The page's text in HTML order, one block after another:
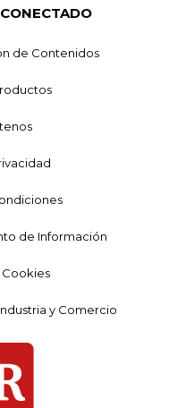
de Contenidos
de Información
y Comercio